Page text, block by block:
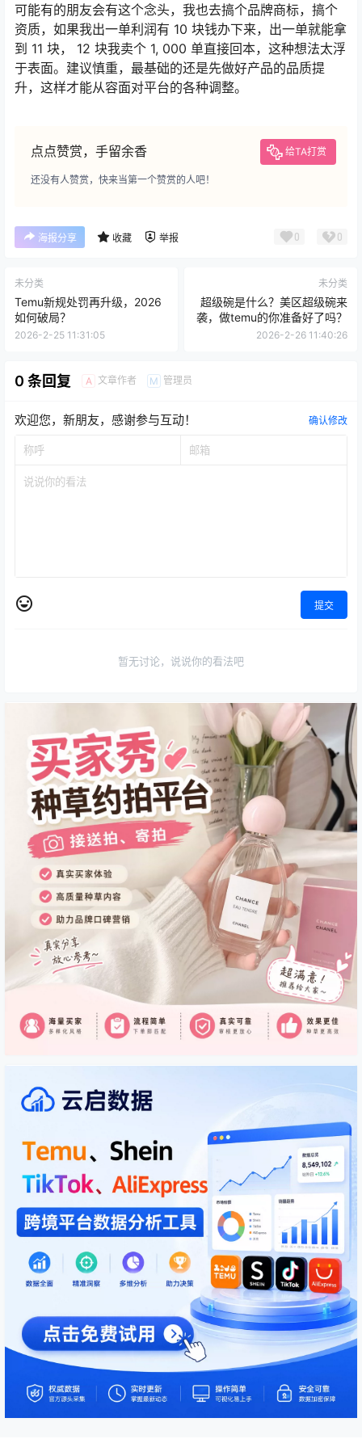
可能有的朋友会有这个念头，我也去搞个品牌商标，搞个
资质，如果我出一单利润有 10 块钱办下来，出一单就能拿
到 11 块， 12 块我卖个 1, 000 单直接回本，这种想法太浮
于表面。建议慎重，最基础的还是先做好产品的品质提
升，这样才能从容面对平台的各种调整。
点点赞赏，手留余香 给TA打赏
还没有人赞赏，快来当第一个赞赏的人吧！
海报分享 收藏 举报 0 0
未分类
Temu新规处罚再升级，2026
如何破局？
2026-2-25 11:31:05
未分类
超级碗是什么？美区超级碗来
袭，做temu的你准备好了吗？
2026-2-26 11:40:26
0 条回复 A 文章作者 M 管理员
欢迎您，新朋友，感谢参与互动！ 确认修改
提交
暂无讨论，说说你的看法吧